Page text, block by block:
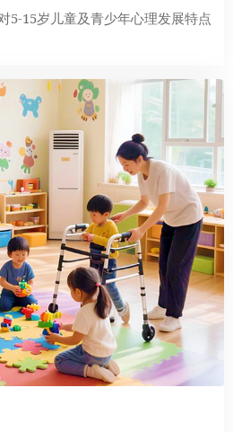
5-15岁儿童及青少年心理发展特点